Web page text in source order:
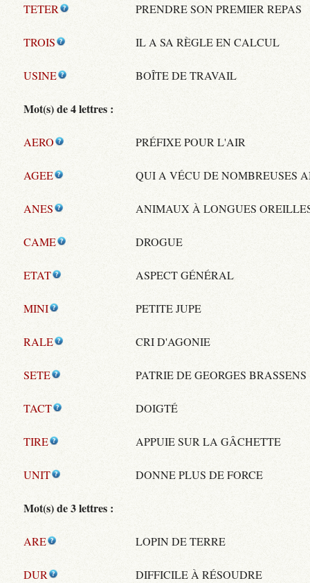
TETER PRENDRE SON PREMIER REPAS
TROIS IL A SA RÈGLE EN CALCUL
USINE BOÎTE DE TRAVAIL
Mot(s) de 4 lettres :
AERO PRÉFIXE POUR L'AIR
AGEE QUI A VÉCU DE NOMBREUSES
ANES ANIMAUX À LONGUES
CAME DROGUE
ETAT ASPECT GÉNÉRAL
MINI PETITE JUPE
RALE CRI D'AGONIE
SETE PATRIE DE GEORGES BRASSENS
TACT DOIGTÉ
TIRE APPUIE SUR LA GÂCHETTE
UNIT DONNE PLUS DE FORCE
Mot(s) de 3 lettres :
ARE LOPIN DE TERRE
DUR DIFFICILE À RÉSOUDRE